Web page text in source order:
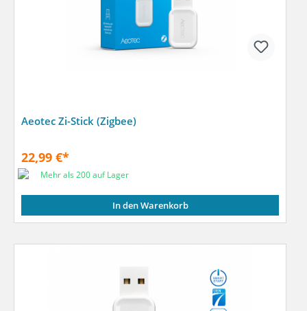
Aeotec Zi-Stick (Zigbee)
22,99 €*
Mehr als 200 auf Lager
In den Warenkorb